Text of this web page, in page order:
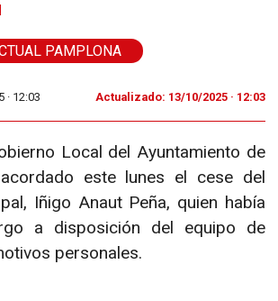
PAMPLONA
· 12:03 Actualizado: 13/10/2025 · 12:03
Local del Ayuntamiento de
este lunes el cese del
Iñigo Anaut Peña, quien había
a disposición del equipo de
personales.